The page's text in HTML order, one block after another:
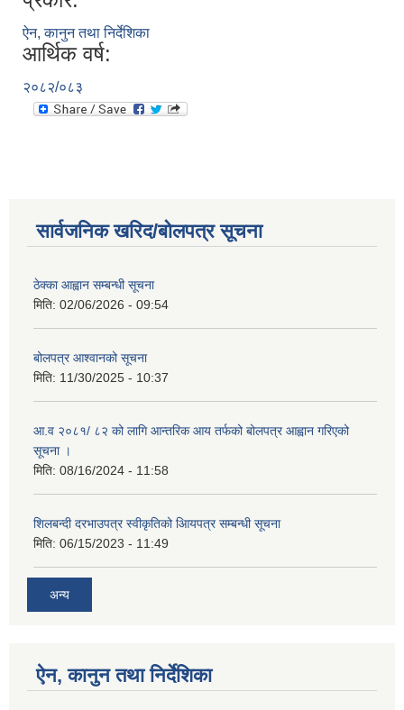
ऐन, कानुन तथा निर्देशिका
आर्थिक वर्ष:
२०८२/०८३
सार्वजनिक खरिद/बोलपत्र सूचना
ठेक्का आह्वान सम्बन्धी सूचना
मिति: 02/06/2026 - 09:54
बोलपत्र आश्वानको सूचना
मिति: 11/30/2025 - 10:37
आ.व २०८१/ ८२ को लागि आन्तरिक आय तर्फको बोलपत्र आह्वान गरिएको
सूचना ।
मिति: 08/16/2024 - 11:58
शिलबन्दी दरभाउपत्र स्वीकृतिको आियपत्र सम्बन्धी सूचना
मिति: 06/15/2023 - 11:49
अन्य
ऐन, कानुन तथा निर्देशिका